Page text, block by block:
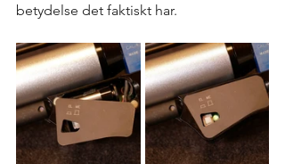
betydelse det faktiskt har.